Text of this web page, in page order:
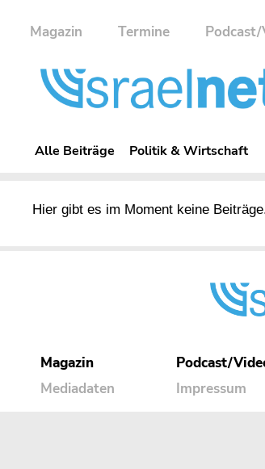
Magazin Termine Podcast/
Alle Beiträge Politik & Wirtschaft
Hier gibt es im Moment keine
Magazin
Mediadaten
Podcast/
Impressum